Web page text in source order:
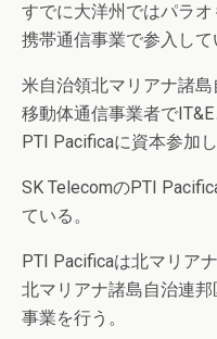
すでに大洋州ではパラ
携帯通信事業で参入して
米自治領北マリアナ諸
移動体通信事業者で
PTI Pacificaに資本参加し
SK TelecomのPTI
ている。
PTI Pacificaは北マリア
北マリアナ諸島自治連
事業を行う。